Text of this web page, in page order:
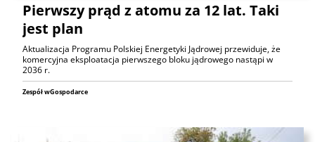
Pierwszy prąd z atomu za 12 lat. Taki
jest plan
Aktualizacja Programu Polskiej Energetyki Jądrowej przewiduje, że
komercyjna eksploatacja pierwszego bloku jądrowego nastąpi w
2036 r.
Zespół wGospodarce